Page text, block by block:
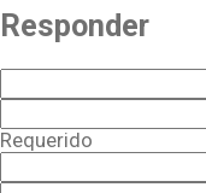
Responder
Requerido